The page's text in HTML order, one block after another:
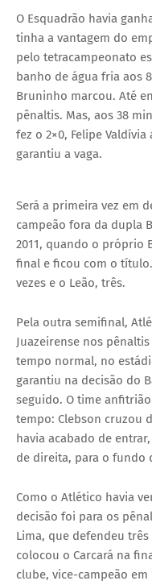
O Esquadrão havia
tinha a vantagem do
pelo tetracampeonato
banho de água fria aos
Bruninho marcou. Até
pênaltis. Mas, aos 38
fez o 2×0, Felipe
garantiu a vaga.
Thank you for watching
Será a primeira vez em
campeão fora da dupla
2011, quando o próprio
final e ficou com o
vezes e o Leão, três.
Pela outra semifinal,
Juazeirense nos
tempo normal, no
garantiu na decisão do
seguido. O time
tempo: Clebson cruzou
havia acabado de
de direita, para o fundo
Como o Atlético havia
decisão foi para os
Lima, que defendeu
colocou o Carcará na
clube, vice-campeão em